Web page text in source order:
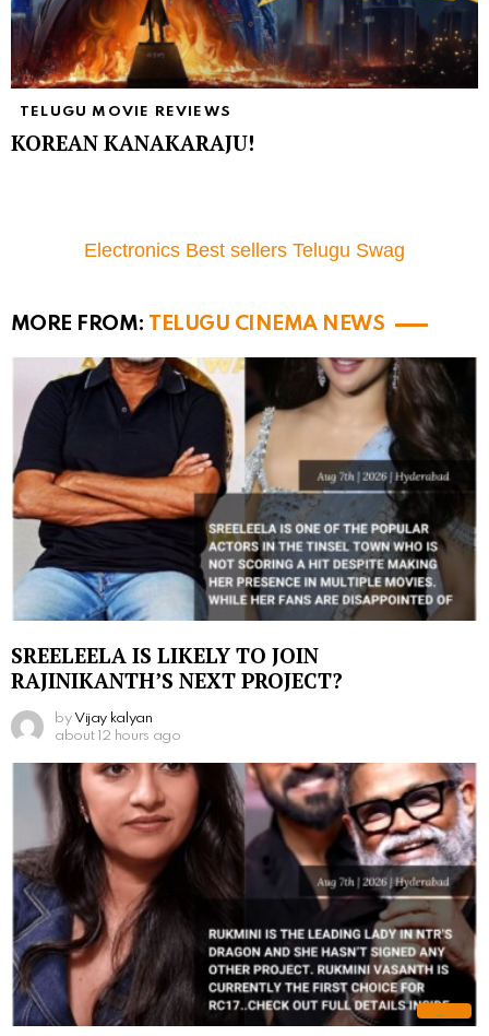
TELUGU MOVIE REVIEWS
KOREAN KANAKARAJU!
Electronics Best sellers Telugu Swag
MORE FROM: TELUGU CINEMA NEWS
SREELEELA IS LIKELY TO JOIN
RAJINIKANTH’S NEXT PROJECT?
by Vijay kalyan
about 12 hours ago